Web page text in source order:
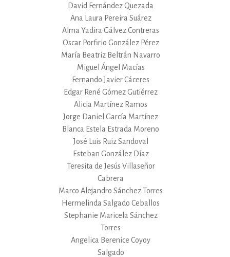
David Fernández Quezada
Ana Laura Pereira Suárez
Alma Yadira Gálvez Contreras
Oscar Porfirio González Pérez
María Beatriz Beltrán Navarro
Miguel Ángel Macías
Fernando Javier Cáceres
Edgar René Gómez Gutiérrez
Alicia Martínez Ramos
Jorge Daniel García Martínez
Blanca Estela Estrada Moreno
José Luis Ruiz Sandoval
Esteban González Díaz
Teresita de Jesús Villaseñor
Cabrera
Marco Alejandro Sánchez Torres
Hermelinda Salgado Ceballos
Stephanie Maricela Sánchez
Torres
Angelica Berenice Coyoy
Salgado